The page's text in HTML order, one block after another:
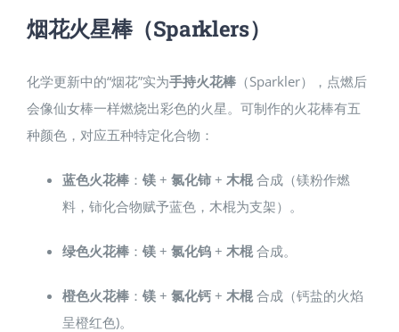
烟花火星棒（Sparklers）
化学更新中的“烟花”实为手持火花棒（Sparkler），点燃后
会像仙女棒一样燃烧出彩色的火星。可制作的火花棒有五
种颜色，对应五种特定化合物：
蓝色火花棒： 镁+ 氯化铈+ 木棍合成（镁粉作燃
料，铈化合物赋予蓝色，木棍为支架）。
绿色火花棒： 镁+ 氯化钨+ 木棍合成。
橙色火花棒： 镁+ 氯化钙+ 木棍合成（钙盐的火焰
呈橙红色)。